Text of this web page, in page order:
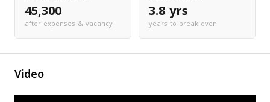
45,300
after expenses & vacancy
3.8 yrs
years to break even
Video